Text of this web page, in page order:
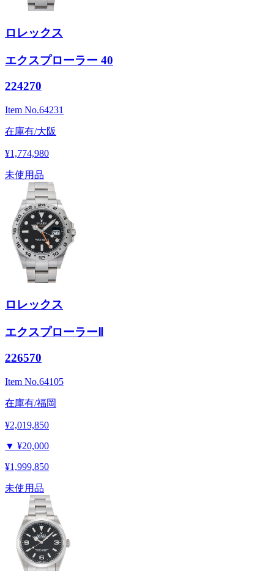
ロレックス
エクスプローラー 40
224270
Item No.64231
在庫有/大阪
¥1,774,980
未使用品
ロレックス
エクスプローラーⅡ
226570
Item No.64105
在庫有/福岡
¥2,019,850
▼ ¥20,000
¥1,999,850
未使用品